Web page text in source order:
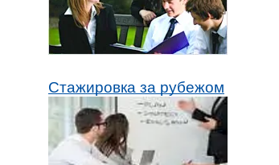
Стажировка за рубежом